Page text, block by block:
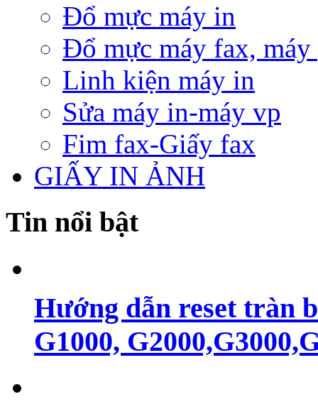
Đổ mực máy in
Đổ mực máy fax, máy
Linh kiện máy in
Sửa máy in-máy vp
Fim fax-Giấy fax
GIẤY IN ẢNH
Tin nổi bật
Hướng dẫn reset tràn
G1000,